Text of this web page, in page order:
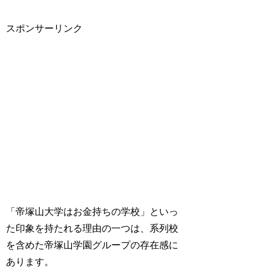
スポンサーリンク
「帝塚山大学はお金持ちの学校」といっ
た印象を持たれる理由の一つは、系列校
を含めた帝塚山学園グループの存在感に
あります。